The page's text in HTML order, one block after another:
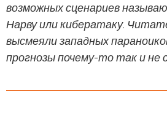
возможных сценариев
Нарву или кибератаку.
высмеяли западных
прогнозы почему-то так и не